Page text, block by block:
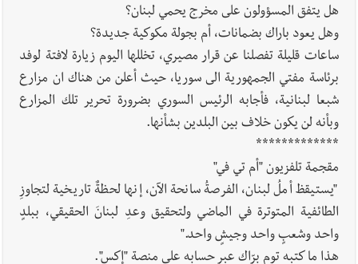
هل يتفق المسؤولون على مخرج يحمي لبنان؟
وهل يعود باراك بضمانات، أم بجولة مكوكية جديدة؟
ساعات قليلة تفصلنا عن قرار مصيري، تخللها اليوم زيارة لافتة لوفد
برئاسة مفتي الجمهورية الى سوريا، حيث أعلن من هناك ان مزارع
شبعا لبنانية، فأجابه الرئيس السوري بضرورة تحرير تلك المزارع
وبأنه لن يكون خلاف بين البلدين بشأنها.
*************
مقجمة تلفزيون "أم تي في"
"يستيقظ أملُ لبنان، الفرصةُ سانحة الآن، إنها لحظةٌ تاريخية لتجاوزِ
الطائفية المتوترة في الماضي ولتحقيق وعدِ لبنانَ الحقيقي، ببلدٍ
واحد وشعبٍ واحد وجيشٍ واحد."
هذا ما كتبه توم برّاك عبر حسابه على منصة "إكس".